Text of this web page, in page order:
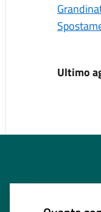
Ultimo